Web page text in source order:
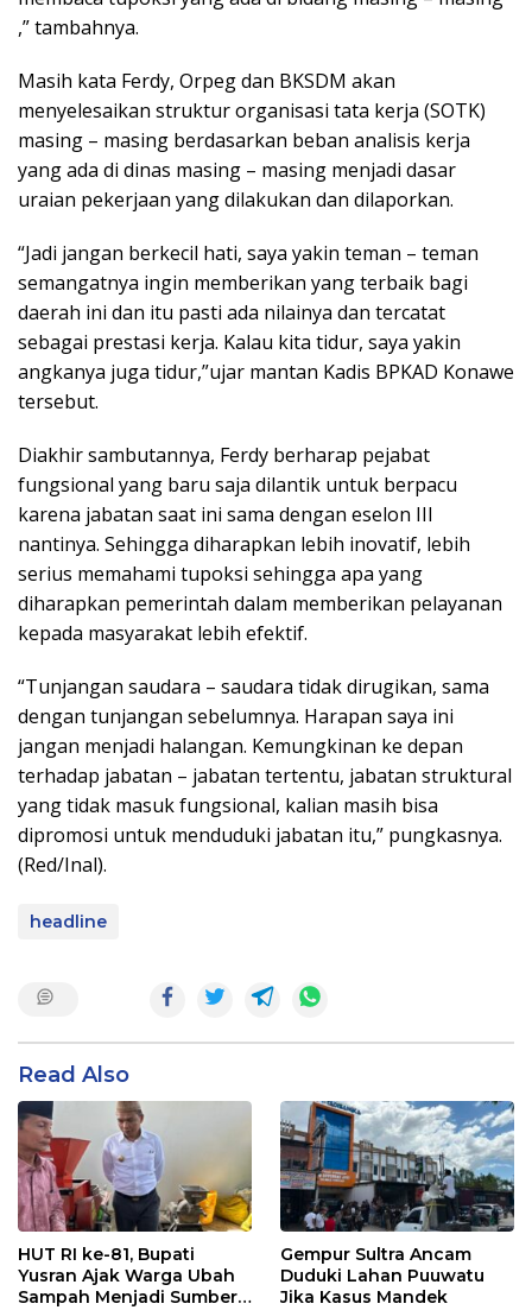
,” tambahnya.
Masih kata Ferdy, Orpeg dan BKSDM akan
menyelesaikan struktur organisasi tata kerja (SOTK)
masing – masing berdasarkan beban analisis kerja
yang ada di dinas masing – masing menjadi dasar
uraian pekerjaan yang dilakukan dan dilaporkan.
“Jadi jangan berkecil hati, saya yakin teman – teman
semangatnya ingin memberikan yang terbaik bagi
daerah ini dan itu pasti ada nilainya dan tercatat
sebagai prestasi kerja. Kalau kita tidur, saya yakin
angkanya juga tidur,”ujar mantan Kadis BPKAD Konawe
tersebut.
Diakhir sambutannya, Ferdy berharap pejabat
fungsional yang baru saja dilantik untuk berpacu
karena jabatan saat ini sama dengan eselon III
nantinya. Sehingga diharapkan lebih inovatif, lebih
serius memahami tupoksi sehingga apa yang
diharapkan pemerintah dalam memberikan pelayanan
kepada masyarakat lebih efektif.
“Tunjangan saudara – saudara tidak dirugikan, sama
dengan tunjangan sebelumnya. Harapan saya ini
jangan menjadi halangan. Kemungkinan ke depan
terhadap jabatan – jabatan tertentu, jabatan struktural
yang tidak masuk fungsional, kalian masih bisa
dipromosi untuk menduduki jabatan itu,” pungkasnya.
(Red/Inal).
headline
Read Also
HUT RI ke-81, Bupati
Yusran Ajak Warga Ubah
Sampah Menjadi Sumber
Gempur Sultra Ancam
Duduki Lahan Puuwatu
Jika Kasus Mandek